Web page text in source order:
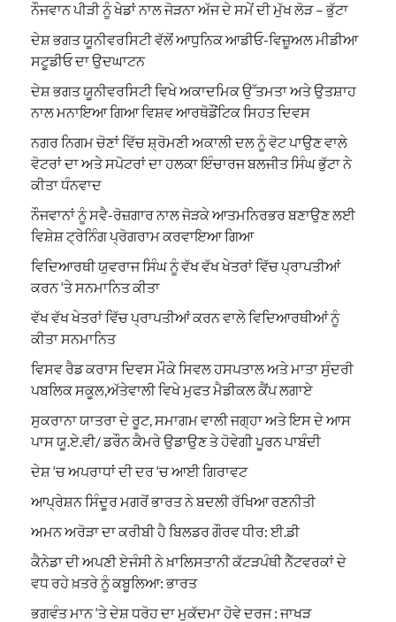
ਨੌਜਵਾਨ ਪੀੜੀ ਨੂੰ ਖੇਡਾਂ ਨਾਲ ਜੋੜਨਾ ਅੱਜ ਦੇ ਸਮੇਂ ਦੀ ਮੁੱਖ ਲੋੜ – ਭੁੱਟਾ
ਦੇਸ਼ ਭਗਤ ਯੂਨੀਵਰਸਿਟੀ ਵੱਲੋਂ ਆਧੁਨਿਕ ਆਡੀਓ-ਵਿਜ਼ੂਅਲ ਮੀਡੀਆ
ਸਟੂਡੀਓ ਦਾ ਉਦਘਾਟਨ
ਦੇਸ਼ ਭਗਤ ਯੂਨੀਵਰਸਿਟੀ ਵਿਖੇ ਅਕਾਦਮਿਕ ਉੱਤਮਤਾ ਅਤੇ ਉਤਸ਼ਾਹ
ਨਾਲ ਮਨਾਇਆ ਗਿਆ ਵਿਸ਼ਵ ਆਰਥੋਡੌਂਟਿਕ ਸਿਹਤ ਦਿਵਸ
ਨਗਰ ਨਿਗਮ ਚੋਣਾਂ ਵਿੱਚ ਸ਼੍ਰੋਮਣੀ ਅਕਾਲੀ ਦਲ ਨੂੰ ਵੋਟ ਪਾਉਣ ਵਾਲੇ
ਵੋਟਰਾਂ ਦਾ ਅਤੇ ਸਪੋਟਰਾਂ ਦਾ ਹਲਕਾ ਇੰਚਾਰਜ ਬਲਜੀਤ ਸਿੰਘ ਭੁੱਟਾ ਨੇ
ਕੀਤਾ ਧੰਨਵਾਦ
ਨੌਜਵਾਨਾਂ ਨੂੰ ਸਵੈ-ਰੋਜ਼ਗਾਰ ਨਾਲ ਜੋੜਕੇ ਆਤਮਨਿਰਭਰ ਬਣਾਉਣ ਲਈ
ਵਿਸ਼ੇਸ਼ ਟ੍ਰੇਨਿੰਗ ਪ੍ਰੋਗਰਾਮ ਕਰਵਾਇਆ ਗਿਆ
ਵਿਦਿਆਰਥੀ ਯੁਵਰਾਜ ਸਿੰਘ ਨੂੰ ਵੱਖ ਵੱਖ ਖੇਤਰਾਂ ਵਿੱਚ ਪ੍ਰਾਪਤੀਆਂ
ਕਰਨ ‘ਤੇ ਸਨਮਾਨਿਤ ਕੀਤਾ
ਵੱਖ ਵੱਖ ਖੇਤਰਾਂ ਵਿੱਚ ਪ੍ਰਾਪਤੀਆਂ ਕਰਨ ਵਾਲੇ ਵਿਦਿਆਰਥੀਆਂ ਨੂੰ
ਕੀਤਾ ਸਨਮਾਨਿਤ
ਵਿਸਵ ਰੈਡ ਕਰਾਸ ਦਿਵਸ ਮੌਕੇ ਸਿਵਲ ਹਸਪਤਾਲ ਅਤੇ ਮਾਤਾ ਸੁੰਦਰੀ
ਪਬਲਿਕ ਸਕੂਲ,ਅੱਤੇਵਾਲੀ ਵਿਖੇ ਮੁਫਤ ਮੈਡੀਕਲ ਕੈਂਪ ਲਗਾਏ
ਸੁਕਰਾਨਾ ਯਾਤਰਾ ਦੇ ਰੂਟ, ਸਮਾਗਮ ਵਾਲੀ ਜਗ੍ਹਾ ਅਤੇ ਇਸ ਦੇ ਆਸ
ਪਾਸ ਯੂ.ਏ.ਵੀ/ ਡਰੌਨ ਕੈਮਰੇ ਉਡਾਉਣ ਤੇ ਹੋਵੇਗੀ ਪੂਰਨ ਪਾਬੰਦੀ
ਦੇਸ਼ ‘ਚ ਅਪਰਾਧਾਂ ਦੀ ਦਰ ‘ਚ ਆਈ ਗਿਰਾਵਟ
ਆਪ੍ਰੇਸ਼ਨ ਸਿੰਦੂਰ ਮਗਰੋਂ ਭਾਰਤ ਨੇ ਬਦਲੀ ਰੱਖਿਆ ਰਣਨੀਤੀ
ਅਮਨ ਅਰੋੜਾ ਦਾ ਕਰੀਬੀ ਹੈ ਬਿਲਡਰ ਗੌਰਵ ਧੀਰ: ਈ.ਡੀ
ਕੈਨੇਡਾ ਦੀ ਅਪਣੀ ਏਜੰਸੀ ਨੇ ਖ਼ਾਲਿਸਤਾਨੀ ਕੱਟੜਪੰਥੀ ਨੈੱਟਵਰਕਾਂ ਦੇ
ਵਧ ਰਹੇ ਖ਼ਤਰੇ ਨੂੰ ਕਬੂਲਿਆ: ਭਾਰਤ
ਭਗਵੰਤ ਮਾਨ ‘ਤੇ ਦੇਸ਼ ਧਰੋਹ ਦਾ ਮੁਕੱਦਮਾ ਹੋਵੇ ਦਰਜ : ਜਾਖੜ